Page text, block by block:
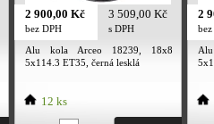
2 900,00 Kč
bez DPH
3 509,00 Kč
s DPH
Alu kola Arceo 18239, 18x8
5x114.3 ET35, černá lesklá
12 ks
2